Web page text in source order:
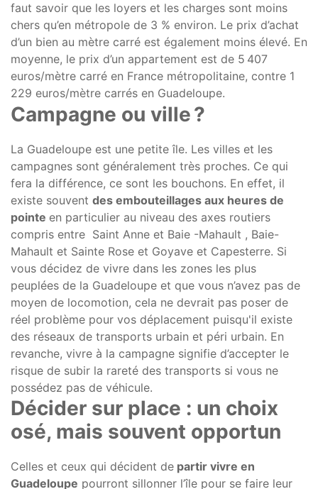
faut savoir que les loyers et les charges sont moins
chers qu’en métropole de 3 % environ. Le prix d’achat
d’un bien au mètre carré est également moins élevé. En
moyenne, le prix d’un appartement est de 5 407
euros/mètre carré en France métropolitaine, contre 1
229 euros/mètre carrés en Guadeloupe.
Campagne ou ville ?
La Guadeloupe est une petite île. Les villes et les
campagnes sont généralement très proches. Ce qui
fera la différence, ce sont les bouchons. En effet, il
existe souvent des embouteillages aux heures de
pointe en particulier au niveau des axes routiers
compris entre Saint Anne et Baie -Mahault , Baie-
Mahault et Sainte Rose et Goyave et Capesterre. Si
vous décidez de vivre dans les zones les plus
peuplées de la Guadeloupe et que vous n’avez pas de
moyen de locomotion, cela ne devrait pas poser de
réel problème pour vos déplacement puisqu'il existe
des réseaux de transports urbain et péri urbain. En
revanche, vivre à la campagne signifie d’accepter le
risque de subir la rareté des transports si vous ne
possédez pas de véhicule.
Décider sur place : un choix
osé, mais souvent opportun
Celles et ceux qui décident de partir vivre en
Guadeloupe pourront sillonner l’île pour se faire leur